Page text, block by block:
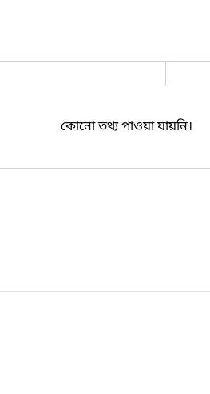
কোনো তথ্য পাওয়া যায়নি।